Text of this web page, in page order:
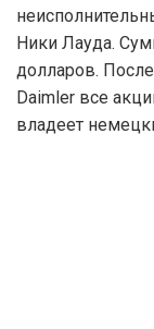
Ники Лауда.
долларов.
Daimler все
владеет